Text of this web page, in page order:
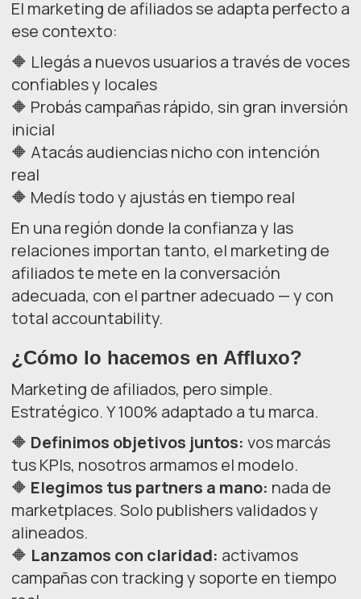
El marketing de afiliados se adapta perfecto a
ese contexto:
🔶 Llegás a nuevos usuarios a través de voces
confiables y locales
🔶 Probás campañas rápido, sin gran inversión
inicial
🔶 Atacás audiencias nicho con intención
real
🔶 Medís todo y ajustás en tiempo real
En una región donde la confianza y las
relaciones importan tanto, el marketing de
afiliados te mete en la conversación
adecuada, con el partner adecuado — y con
total accountability.
¿Cómo lo hacemos en Affluxo?
Marketing de afiliados, pero simple.
Estratégico. Y 100% adaptado a tu marca.
🔶 Definimos objetivos juntos: vos marcás
tus KPIs, nosotros armamos el modelo.
🔶 Elegimos tus partners a mano: nada de
marketplaces. Solo publishers validados y
alineados.
🔶 Lanzamos con claridad: activamos
campañas con tracking y soporte en tiempo